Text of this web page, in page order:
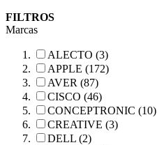
FILTROS
Marcas
ALECTO (3)
APPLE (172)
AVER (87)
CISCO (46)
CONCEPTRONIC (10)
CREATIVE (3)
DELL (2)